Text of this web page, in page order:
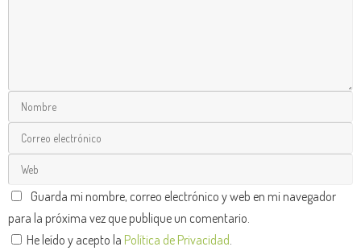
Guarda mi nombre, correo electrónico y web en mi navegador
para la próxima vez que publique un comentario.
He leído y acepto la Política de Privacidad